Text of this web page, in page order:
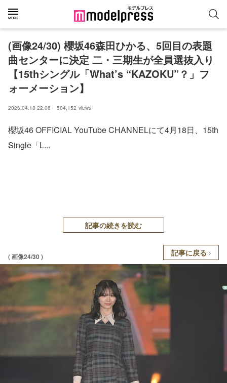
(画像24/30) 櫻坂46森田ひかる、5回目の表題
曲センターに決定 二・三期生が全員選抜入り
【15thシングル「What’s “KAZOKU”？」フ
ォーメーション】
2026.04.18 22:06 504,152 views
櫻坂46 OFFICIAL YouTube CHANNELにて4月18日、15th
Single「L...
記事の続きを読む
( 画像24/30 ) 記事に戻る